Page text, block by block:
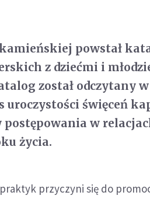
powstał
z dziećmi i
został odczytany w
uroczystości święceń
postępowania w
życia.
przyczyni się do